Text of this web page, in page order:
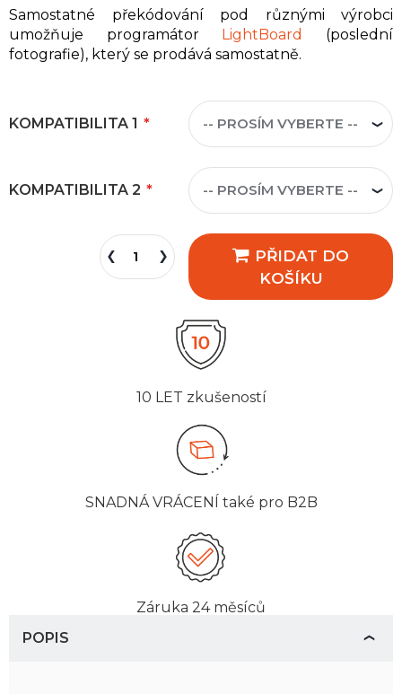
Samostatné překódování pod různými výrobci
umožňuje programátor LightBoard
(poslední
fotografie), který se prodává samostatně.
KOMPATIBILITA 1
KOMPATIBILITA 2
PŘIDAT DO
KOŠÍKU
10 LET zkušeností
SNADNÁ VRÁCENÍ také pro B2B
Záruka 24 měsíců
POPIS